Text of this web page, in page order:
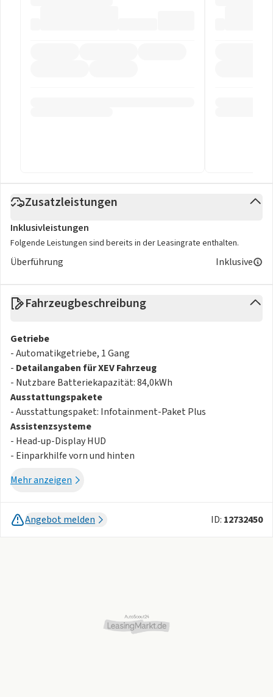
Zusatzleistungen
Inklusivleistungen
Folgende Leistungen sind bereits in der Leasingrate enthalten.
Überführung Inklusive
Fahrzeugbeschreibung
Getriebe
- Automatikgetriebe, 1 Gang
- Detailangaben für XEV Fahrzeug
- Nutzbare Batteriekapazität: 84,0kWh
Ausstattungspakete
- Ausstattungspaket: Infotainment-Paket Plus
Assistenzsysteme
- Head-up-Display HUD
- Einparkhilfe vorn und hinten
- Berganfahrassistent
- Lane Assist
- Aufmerksamkeitsassistent
- Leuchtweitenregulierung
- Ambientebeleuchtung
Mehr anzeigen
Angebot melden ID: 12732450